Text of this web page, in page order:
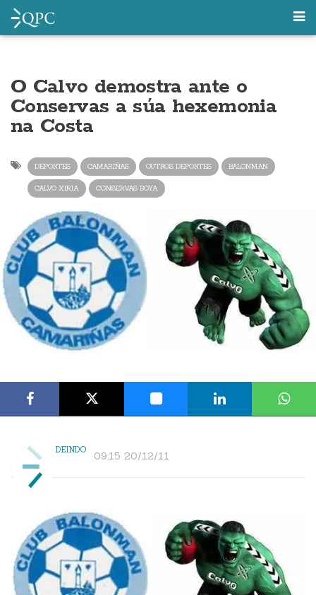
O Calvo demostra ante o
Conservas a súa hexemonia
na Costa
DEPORTES CAMARIÑAS OUTROS DEPORTES BALONMAN
CALVO XIRIA CONSERVAS BOYA
DEINDO 09:15 20/12/11